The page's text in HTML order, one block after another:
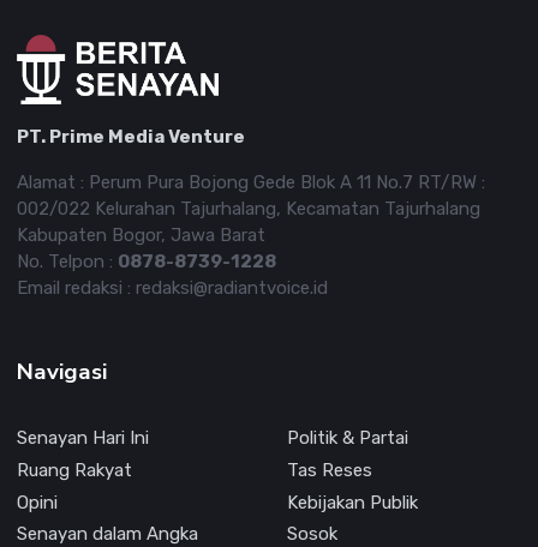
PT. Prime Media Venture
Alamat : Perum Pura Bojong Gede Blok A 11 No.7 RT/RW :
002/022 Kelurahan Tajurhalang, Kecamatan Tajurhalang
Kabupaten Bogor, Jawa Barat
No. Telpon : 0878-8739-1228
Email redaksi : redaksi@radiantvoice.id
Navigasi
Senayan Hari Ini
Politik & Partai
Ruang Rakyat
Tas Reses
Opini
Kebijakan Publik
Senayan dalam Angka
Sosok